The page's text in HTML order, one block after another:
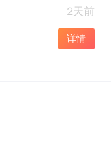
2天前
详情